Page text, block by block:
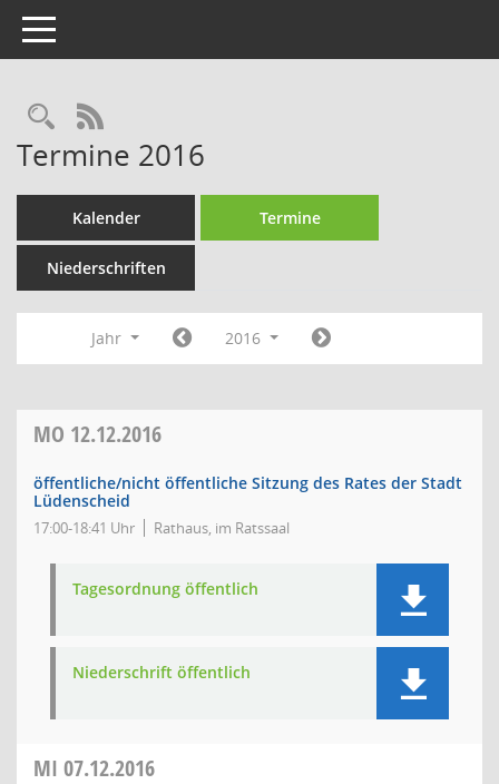
Toggle navigation
Rechercheauswahl
RSS-Feed
Termine 2016
Kalender Termine
Niederschriften
Jahr 2016
MO 12.12.2016
öffentliche/nicht öffentliche Sitzung des Rates der Stadt
Lüdenscheid
17:00-18:41 Uhr Rathaus, im Ratssaal
Tagesordnung öffentlich
Niederschrift öffentlich
MI 07.12.2016